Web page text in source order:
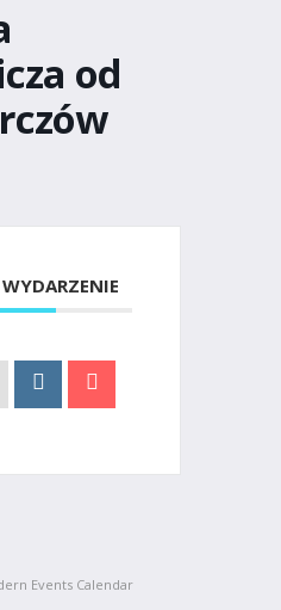
od
Events Calendar